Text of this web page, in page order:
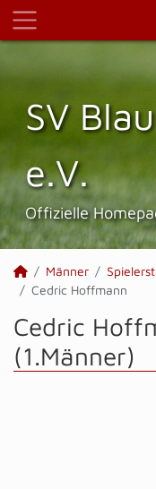
SV
e.V.
Offizielle
Männer
Cedric Hoffmann
Cedric
(1.Männer)